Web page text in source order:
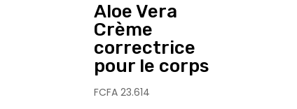
Aloe Vera
Crème
correctrice
pour le corps
FCFA 23.614